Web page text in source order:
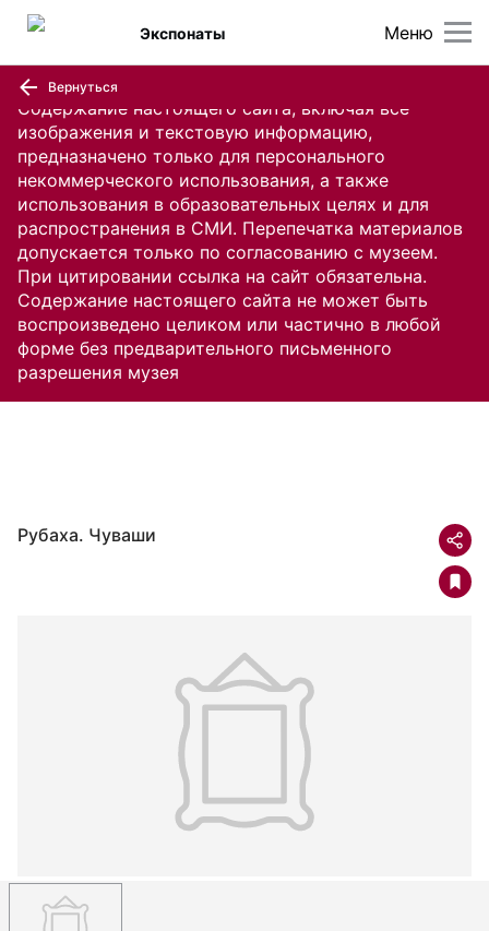
Содержание настоящего сайта, включая все
изображения и текстовую информацию,
предназначено только для персонального
некоммерческого использования, а также
использования в образовательных целях и для
распространения в СМИ. Перепечатка материалов
допускается только по согласованию с музеем.
При цитировании ссылка на сайт обязательна.
Содержание настоящего сайта не может быть
воспроизведено целиком или частично в любой
форме без предварительного письменного
разрешения музея
Меню
Экспонаты
Вернуться
Рубаха. Чуваши